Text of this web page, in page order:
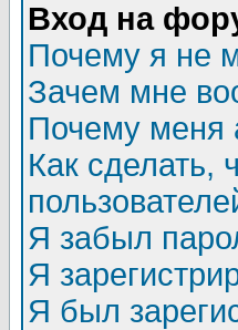
Вход на
Почему я не
Зачем мне
Почему меня
Как сделать,
Я забыл
Я
Я был